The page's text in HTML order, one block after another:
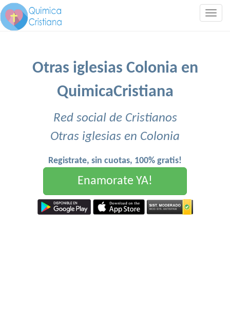
Otras iglesias Colonia en
QuimicaCristiana
Red social de Cristianos
Otras iglesias en Colonia
Registrate, sin cuotas, 100% gratis!
Enamorate YA!